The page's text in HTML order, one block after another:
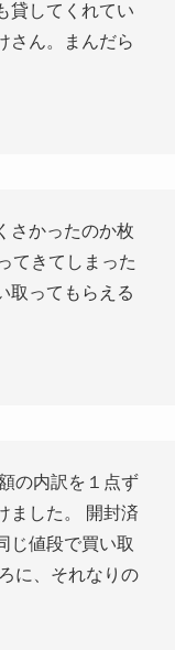
貸してくれてい
さん。まんだら
さかったのか枚
てきてしまった
取ってもらえる
の内訳を１点ず
ました。 開封済
じ値段で買い取
に、それなりの